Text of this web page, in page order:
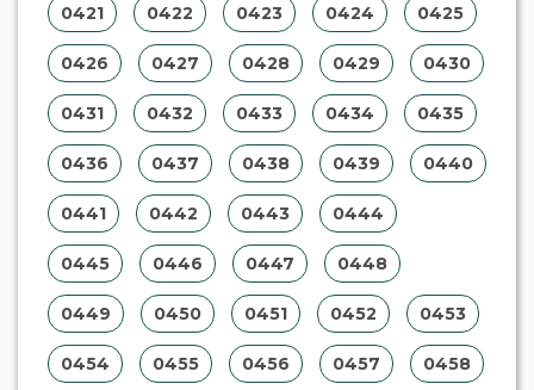
0421 0422 0423 0424 0425
0426 0427 0428 0429 0430
0431 0432 0433 0434 0435
0436 0437 0438 0439 0440
0441 0442 0443 0444
0445 0446 0447 0448
0449 0450 0451 0452 0453
0454 0455 0456 0457 0458